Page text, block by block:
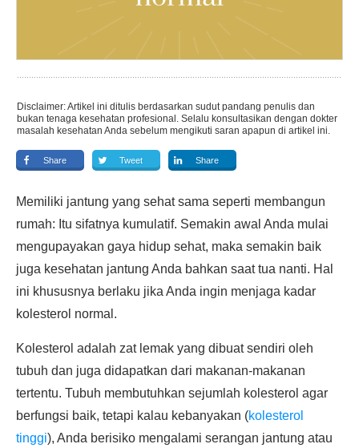
Disclaimer: Artikel ini ditulis berdasarkan sudut pandang penulis dan
bukan tenaga kesehatan profesional. Selalu konsultasikan dengan dokter
masalah kesehatan Anda sebelum mengikuti saran apapun di artikel ini.
Share Tweet Share
Memiliki jantung yang sehat sama seperti membangun
rumah: Itu sifatnya kumulatif. Semakin awal Anda mulai
mengupayakan gaya hidup sehat, maka semakin baik
juga kesehatan jantung Anda bahkan saat tua nanti. Hal
ini khususnya berlaku jika Anda ingin menjaga kadar
kolesterol normal.
Kolesterol adalah zat lemak yang dibuat sendiri oleh
tubuh dan juga didapatkan dari makanan-makanan
tertentu. Tubuh membutuhkan sejumlah kolesterol agar
berfungsi baik, tetapi kalau kebanyakan (kolesterol
tinggi), Anda berisiko mengalami serangan jantung atau